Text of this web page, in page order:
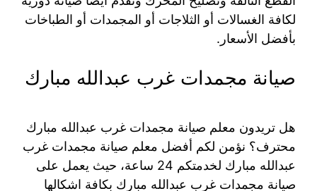
لكافة الغسالات أو الثلاجات أو المجمدات أو الطباخات
بأفضل الأسعار.
صيانة مجمدات غرب عبدالله مبارك
هل تريدون معلم صيانة مجمدات غرب عبدالله مبارك
محترف؟ نؤمن لكم أفضل معلم صيانة مجمدات غرب
عبدالله مبارك لخدمتكم 24 ساعة، حيث يعمل على
صيانة مجمدات غرب عبدالله مبارك بكافة اشكالها